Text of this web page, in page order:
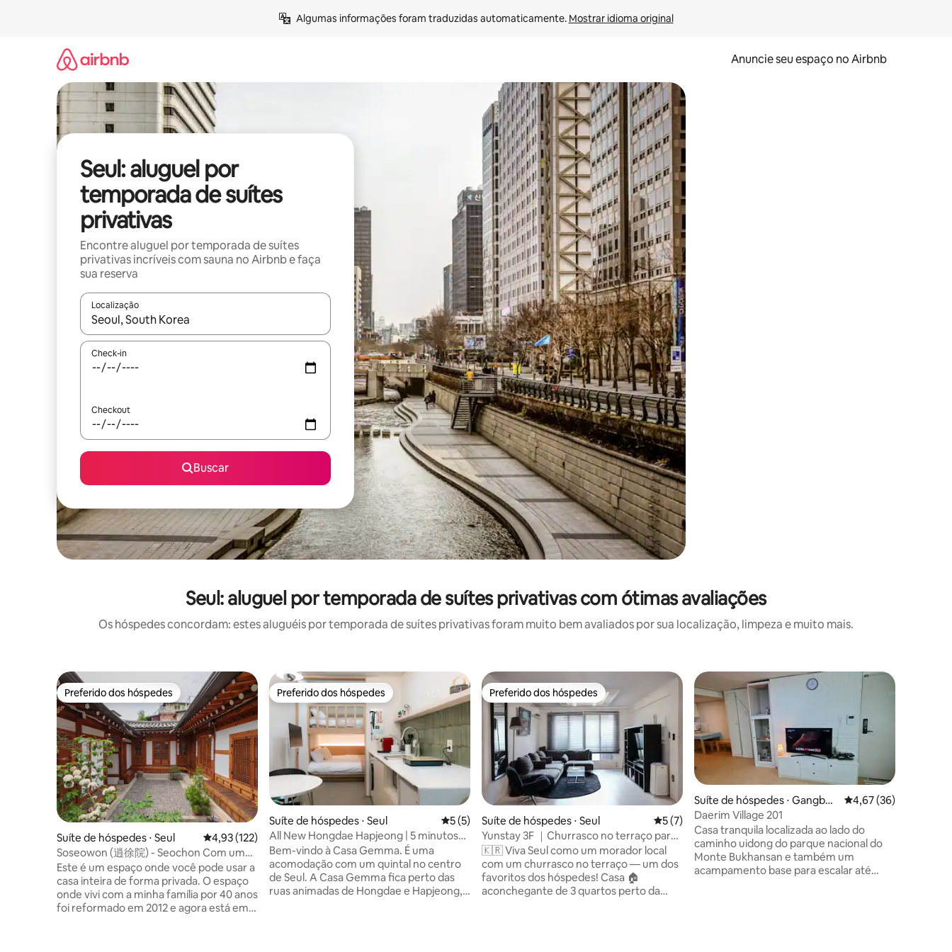
Algumas informações foram traduzidas automaticamente. Mostrar idioma original
Anuncie seu espaço no Airbnb
Seul: aluguel por
temporada de suítes
privativas
Encontre aluguel por temporada de suítes
privativas incríveis com sauna no Airbnb e faça
sua reserva
Localização
Quando os resultados estiverem disponíveis, explore-os usando as seta para cima e para baixo do teclado ou tocando e deslizando o dedo na tela.
Check-in
Checkout
Buscar
Seul: aluguel por temporada de suítes privativas com ótimas avaliações
Os hóspedes concordam: estes aluguéis por temporada de suítes privativas foram muito bem avaliados por sua localização, limpeza e muito mais.
Preferido dos hóspedes
Preferido dos hóspedes
Suíte de hóspedes ⋅ Seul 4,93 de uma avaliação média de 5, 122 avaliações
4,93 (122)
Soseowon (逍徐院) - Seochon Com um
amplo quintal Hanok privado
Este é um espaço onde você pode usar a
casa inteira de forma privada. O espaço
onde vivi com a minha família por 40 anos
foi reformado em 2012 e agora está em
Preferido dos hóspedes
Preferido dos hóspedes
Suíte de hóspedes ⋅ Seul 5 de uma avaliação média de 5, 5 avaliações
5 (5)
All New Hongdae Hapjeong | 5 minutos
da Estação Hapjeong | Perto do
Aeroporto Railroad | Shopping Red Road |
Cama queen-size confortável para
descanso
Bem-vindo à Casa Gemma. É uma
acomodação com um quintal no centro
de Seul. A Casa Gemma fica perto das
ruas animadas de Hongdae e Hapjeong,
Preferido dos hóspedes
Preferido dos hóspedes
Suíte de hóspedes ⋅ Seul 5 de uma avaliação média de 5, 7 avaliações
5 (7)
Yunstay 3F ｜Churrasco no terraço para
mais de 8 pessoas perto de Hongdae
🇰🇷 Viva Seul como um morador local
com um churrasco no terraço — um dos
favoritos dos hóspedes! Casa 🏠
aconchegante de 3 quartos perto da
Suíte de hóspedes ⋅ Gangbuk
-gu
4,67 de uma
4,67 (36)
Daerim Village 201
Casa tranquila localizada ao lado do
caminho uidong do parque nacional do
Monte Bukhansan e também um
acampamento base para escalar até